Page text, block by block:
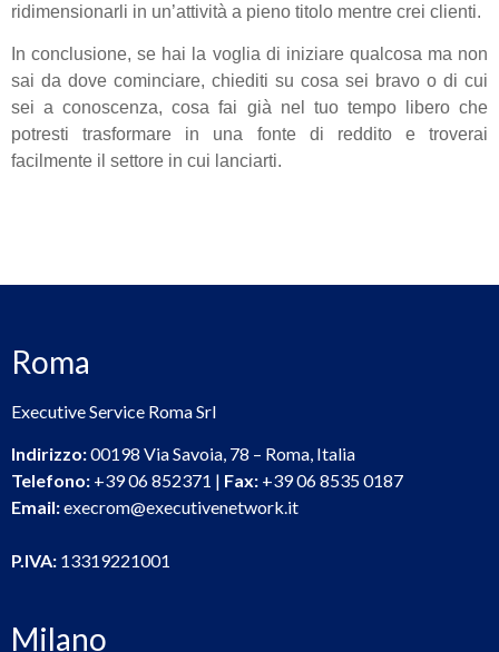
ridimensionarli in un’attività a pieno titolo mentre crei clienti.
In conclusione, se hai la voglia di iniziare qualcosa ma non
sai da dove cominciare, chiediti su cosa sei bravo o di cui
sei a conoscenza, cosa fai già nel tuo tempo libero che
potresti trasformare in una fonte di reddito e troverai
facilmente il settore in cui lanciarti.
Roma
Executive Service Roma Srl
Indirizzo:00198 Via Savoia, 78 – Roma, Italia
Telefono: +39 06 852371 | Fax: +39 06 8535 0187
Email:execrom@executivenetwork.it
P.IVA: 13319221001
Milano